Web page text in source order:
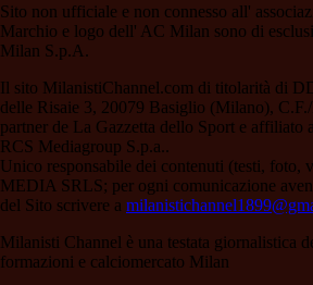
Sito non ufficiale e non connesso all'
Marchio e logo dell' AC Milan sono di
Milan S.p.A.
Il sito MilanistiChannel.com di titolarità di
delle Risaie 3, 20079 Basiglio (Milano),
partner de La Gazzetta dello Sport e affiliato
RCS Mediagroup S.p.a..
Unico responsabile dei contenuti (testi, foto,
MEDIA SRLS; per ogni comunicazione
del Sito scrivere a
Milanisti Channel è una testata giornalistica
formazioni e calciomercato Milan